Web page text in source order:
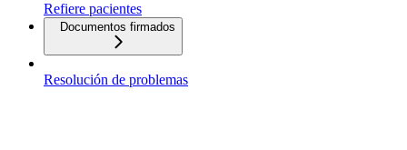
Refiere pacientes
Documentos firmados
Resolución de problemas